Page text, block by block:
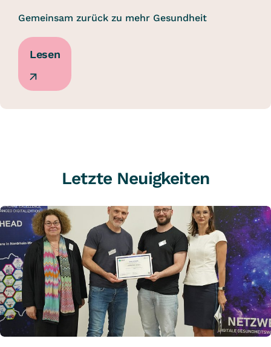
Gemeinsam zurück zu mehr Gesundheit
Lesen
Letzte Neuigkeiten